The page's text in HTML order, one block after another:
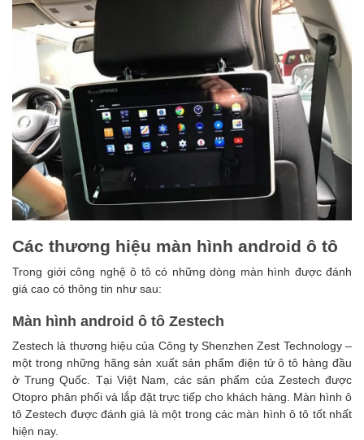
Các thương hiệu màn hình android ô tô
Trong giới công nghệ ô tô có những dòng màn hình được đánh
giá cao có thông tin như sau:
Màn hình android ô tô Zestech
Zestech là thương hiệu của Công ty Shenzhen Zest Technology –
một trong những hãng sản xuất sản phẩm điện tử ô tô hàng đầu
ở Trung Quốc. Tại Việt Nam, các sản phẩm của Zestech được
Otopro phân phối và lắp đặt trực tiếp cho khách hàng. Màn hình ô
tô Zestech được đánh giá là một trong các màn hình ô tô tốt nhất
hiện nay.